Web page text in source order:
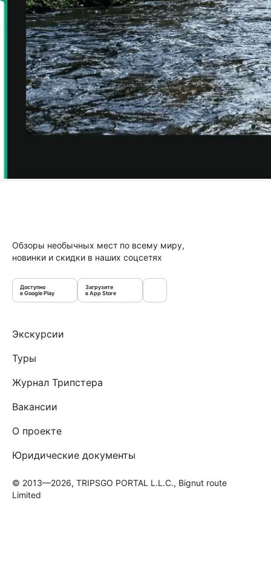
Обзоры необычных мест по всему миру,
новинки и скидки в наших соцсетях
Доступно
в Google Play
Загрузите
в App Store
Экскурсии
Туры
Журнал Трипстера
Вакансии
О проекте
Юридические документы
© 2013—2026, TRIPSGO PORTAL L.L.C., Bignut route
Limited